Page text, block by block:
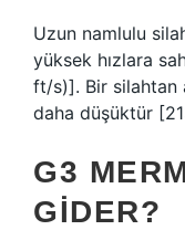
Uzun namlulu
yüksek hızlara
ft/s)]. Bir silahtan
daha düşüktür
G3
GIDER?